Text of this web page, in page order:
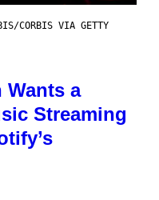
CORBIS VIA GETTY
Wants a
Streaming